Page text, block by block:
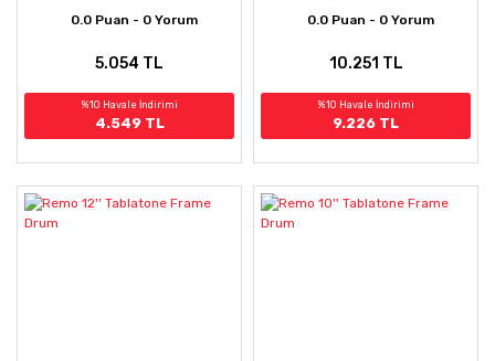
0.0 Puan - 0 Yorum
5.054 TL
%10 Havale İndirimi
4.549 TL
0.0 Puan - 0 Yorum
10.251 TL
%10 Havale İndirimi
9.226 TL